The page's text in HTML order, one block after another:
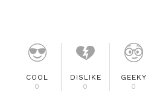
COOL
0
DISLIKE
0
GEEKY
0